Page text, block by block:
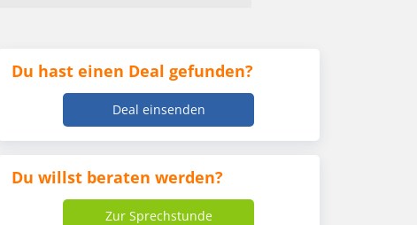
Du hast einen Deal gefunden?
Deal einsenden
Du willst beraten werden?
Zur Sprechstunde